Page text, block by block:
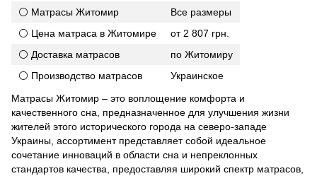
⚪ Матрасы Житомир
Все размеры
⚪ Цена матраса в Житомире
от 2 807 грн.
⚪ Доставка матрасов
по Житомиру
⚪ Производство матрасов
Украинское
Матрасы Житомир – это воплощение комфорта и
качественного сна, предназначенное для улучшения жизни
жителей этого исторического города на северо-западе
Украины, ассортимент представляет собой идеальное
сочетание инноваций в области сна и непреклонных
стандартов качества, предоставляя широкий спектр матрасов,